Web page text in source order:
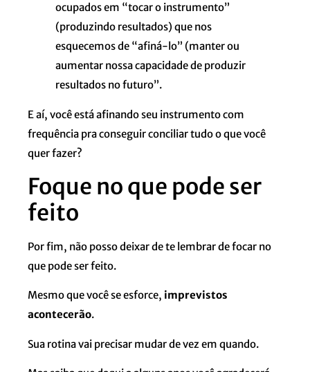
ocupados em “tocar o instrumento”
(produzindo resultados) que nos
esquecemos de “afiná-lo” (manter ou
aumentar nossa capacidade de produzir
resultados no futuro”.
E aí, você está afinando seu instrumento com
frequência pra conseguir conciliar tudo o que você
quer fazer?
Foque no que pode ser
feito
Por fim, não posso deixar de te lembrar de focar no
que pode ser feito.
Mesmo que você se esforce, imprevistos
acontecerão.
Sua rotina vai precisar mudar de vez em quando.